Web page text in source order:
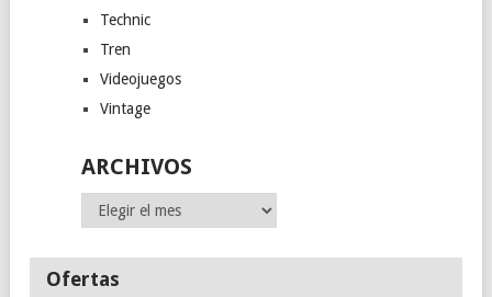
Technic
Tren
Videojuegos
Vintage
ARCHIVOS
Archivos
Ofertas